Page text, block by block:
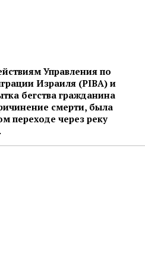
Управления по
Израиля (PIBA) и
бегства гражданина
смерти, была
переходе через реку